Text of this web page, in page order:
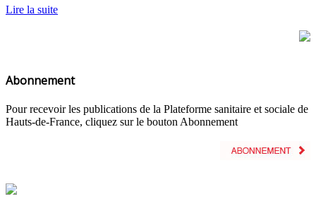
Lire la suite
Abonnement
Pour recevoir les publications de la Plateforme sanitaire et sociale de
Hauts-de-France, cliquez sur le bouton Abonnement